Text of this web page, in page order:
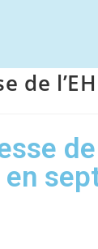
de
de
en